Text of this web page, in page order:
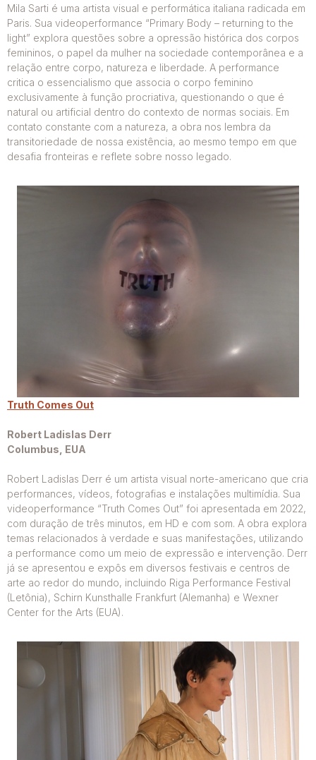
Mila Sarti é uma artista visual e performática italiana radicada em
Paris. Sua videoperformance “Primary Body – returning to the
light” explora questões sobre a opressão histórica dos corpos
femininos, o papel da mulher na sociedade contemporânea e a
relação entre corpo, natureza e liberdade. A performance
critica o essencialismo que associa o corpo feminino
exclusivamente à função procriativa, questionando o que é
natural ou artificial dentro do contexto de normas sociais. Em
contato constante com a natureza, a obra nos lembra da
transitoriedade de nossa existência, ao mesmo tempo em que
desafia fronteiras e reflete sobre nosso legado.
Truth Comes Out
Robert Ladislas Derr
Columbus, EUA
Robert Ladislas Derr é um artista visual norte-americano que cria
performances, vídeos, fotografias e instalações multimídia. Sua
videoperformance “Truth Comes Out” foi apresentada em 2022,
com duração de três minutos, em HD e com som. A obra explora
temas relacionados à verdade e suas manifestações, utilizando
a performance como um meio de expressão e intervenção. Derr
já se apresentou e expôs em diversos festivais e centros de
arte ao redor do mundo, incluindo Riga Performance Festival
(Letônia), Schirn Kunsthalle Frankfurt (Alemanha) e Wexner
Center for the Arts (EUA).